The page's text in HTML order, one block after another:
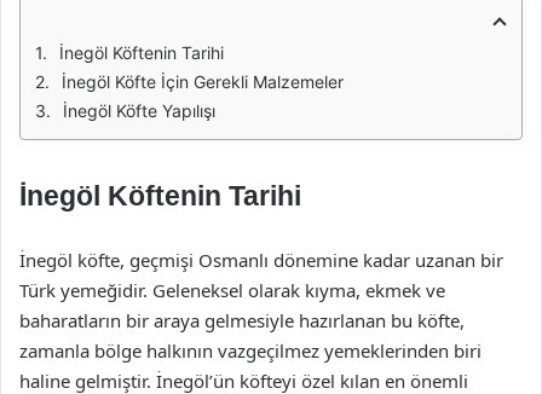
İnegöl Köftenin Tarihi
İnegöl Köfte İçin Gerekli Malzemeler
İnegöl Köfte Yapılışı
İnegöl Köftenin Tarihi
İnegöl köfte, geçmişi Osmanlı dönemine kadar uzanan bir
Türk yemeğidir. Geleneksel olarak kıyma, ekmek ve
baharatların bir araya gelmesiyle hazırlanan bu köfte,
zamanla bölge halkının vazgeçilmez yemeklerinden biri
haline gelmiştir. İnegöl’ün köfteyi özel kılan en önemli